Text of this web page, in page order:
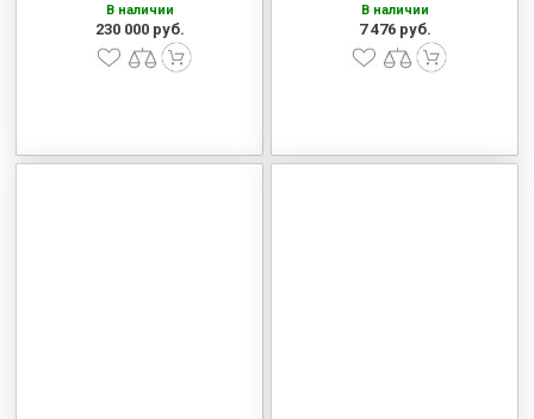
В наличии
230 000 руб.
В наличии
7 476 руб.